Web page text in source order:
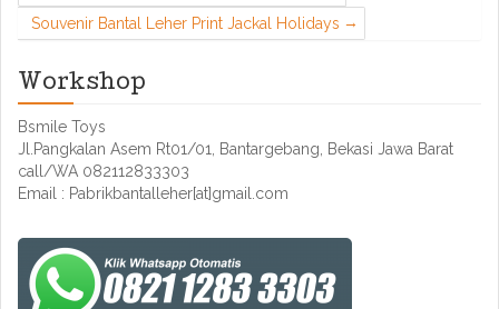
Souvenir Bantal Leher Print Jackal Holidays
Workshop
Bsmile Toys
Jl.Pangkalan Asem Rt01/01, Bantargebang, Bekasi Jawa Barat
call/WA 082112833303
Email : Pabrikbantalleher[at]gmail.com